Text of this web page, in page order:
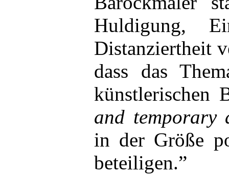
Huldigung,
Distanziertheit
dass das
künstlerischen
and temporary
in der Größe
beteiligen.”